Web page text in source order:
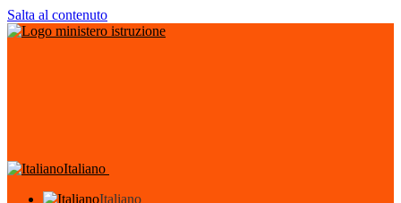
Salta al contenuto
Italiano
Italiano